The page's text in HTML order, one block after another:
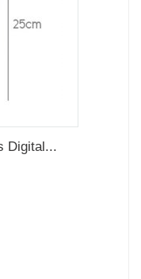
Digital...